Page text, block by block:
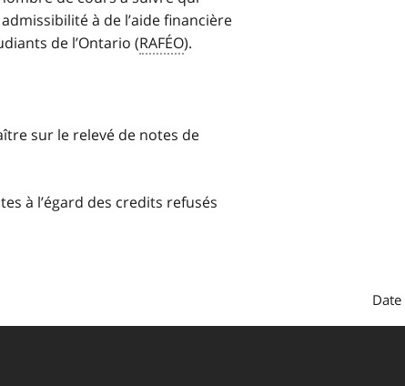
à de l’aide financière
de l’Ontario (RAFÉO).
sur le relevé de notes de
à l’égard des credits refusés